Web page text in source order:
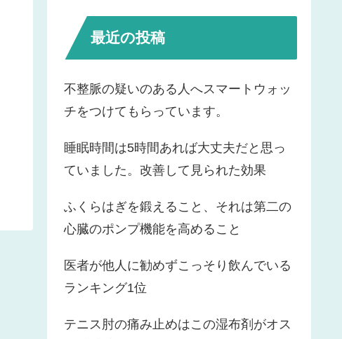
最近の投稿
不整脈の疑いのある人へスマートウォッ
チをつけてもらっています。
睡眠時間は5時間あれば大丈夫だと思っ
ていました。改善して見られた効果
ふくらはぎを鍛えること、それは第二の
心臓のポンプ機能を高めること
医者が他人に勧めずこっそり飲んでいる
ランキング1位
テニス肘の痛み止めはこの湿布剤がオス